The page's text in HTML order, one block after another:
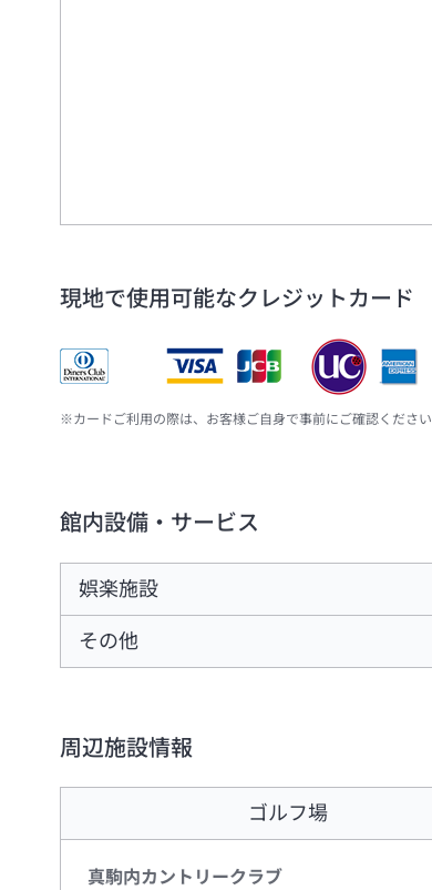
現地で使用可能なクレジットカード
※カードご利用の際は、お客様ご自身で事前にご確認ください
館内設備・サービス
娯楽施設
その他
周辺施設情報
ゴルフ場
真駒内カントリークラブ